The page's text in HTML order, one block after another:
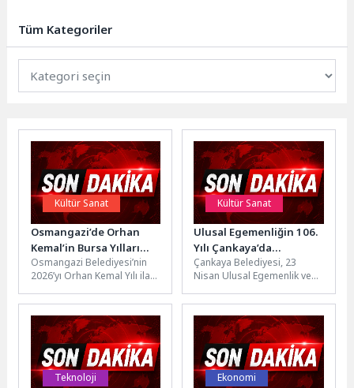
Tüm Kategoriler
Kültür Sanat
Osmangazi’de Orhan
Kemal’in Bursa Yılları
Yad Edildi
Osmangazi Belediyesi’nin
2026’yı Orhan Kemal Yılı ilan
23. Kitap Fuarı’nda
düzenlenen “Orhan...
Kültür Sanat
Ulusal Egemenliğin 106.
Yılı Çankaya’da
Kutlanacak
Çankaya Belediyesi, 23
Nisan Ulusal Egemenlik ve
dört bir yanında gün boyu...
Teknoloji Ekonomi